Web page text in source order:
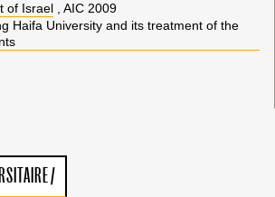
of Israel , AIC 2009
Haifa University and its treatment of the
/